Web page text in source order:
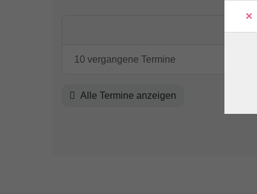
10 vergangene Termine
Alle Termine anzeigen